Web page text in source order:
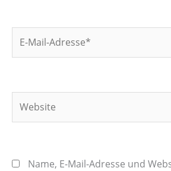
Mail-
Name, E-Mail-Adresse und